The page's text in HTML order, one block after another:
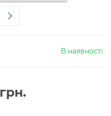
В наявності
грн.